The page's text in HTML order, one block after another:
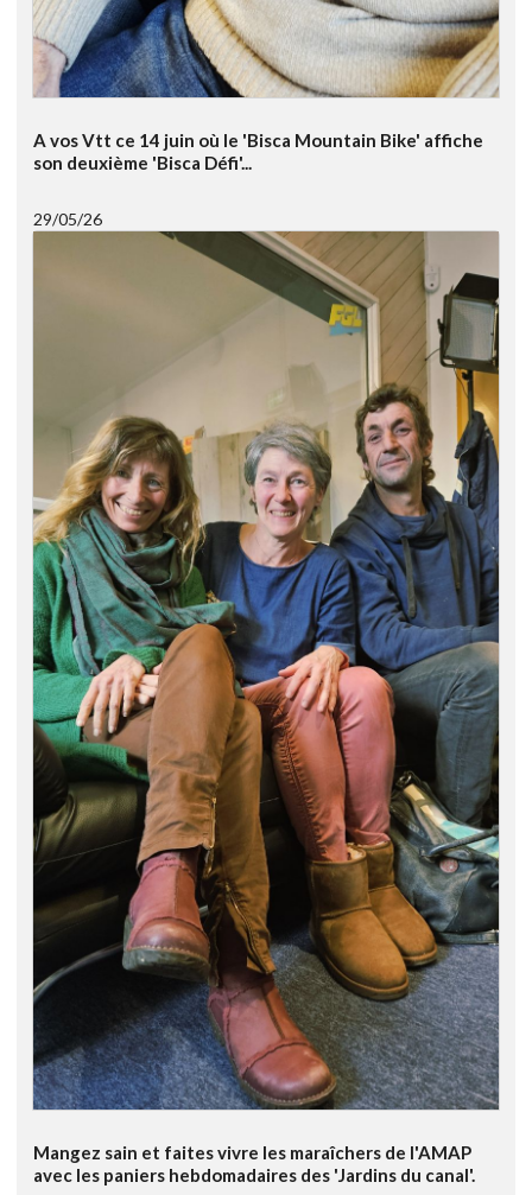
A vos Vtt ce 14 juin où le 'Bisca Mountain Bike' affiche
son deuxième 'Bisca Défi'...
29/05/26
Mangez sain et faites vivre les maraîchers de l'AMAP
avec les paniers hebdomadaires des 'Jardins du canal'.